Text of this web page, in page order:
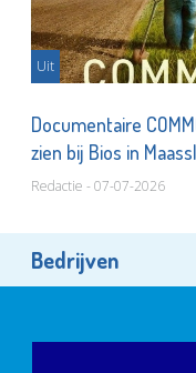
Uit
Documentaire
zien bij Bios in
Redactie - 07-07-2026
Bedrijven